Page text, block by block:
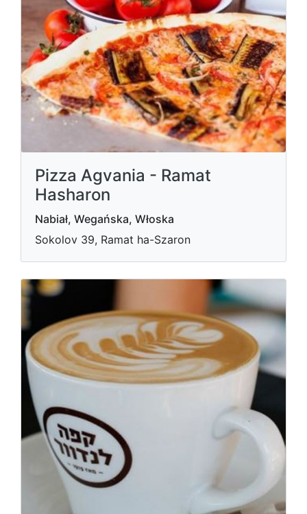
Pizza Agvania - Ramat
Hasharon
Nabiał, Wegańska, Włoska
Sokolov 39, Ramat ha-Szaron